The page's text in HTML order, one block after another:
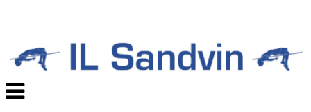
Veksle
navigasjon